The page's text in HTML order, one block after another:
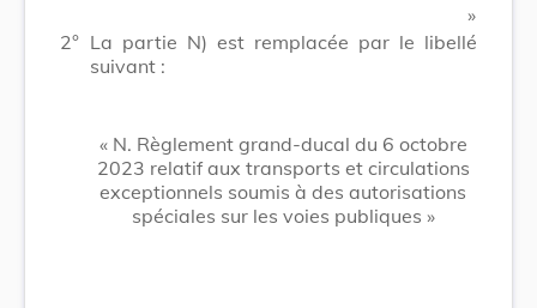
​ »
2° La partie N) est remplacée par le libellé
suivant :
« N. Règlement grand-ducal du 6 octobre
2023 relatif aux transports et circulations
exceptionnels soumis à des autorisations
spéciales sur les voies publiques »